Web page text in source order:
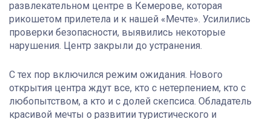
развлекательном центре в Кемерове, которая
рикошетом прилетела и к нашей «Мечте». Усилились
проверки безопасности, выявились некоторые
нарушения. Центр закрыли до устранения.
С тех пор включился режим ожидания. Нового
открытия центра ждут все, кто с нетерпением, кто с
любопытством, а кто и с долей скепсиса. Обладатель
красивой мечты о развитии туристического и